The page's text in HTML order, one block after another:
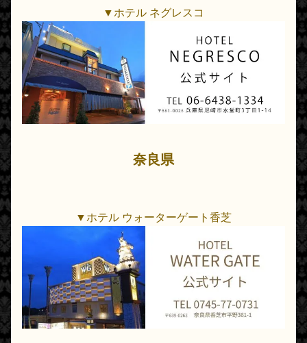
▼ホテル ネグレスコ
奈良県
▼ホテル ウォーターゲート香芝